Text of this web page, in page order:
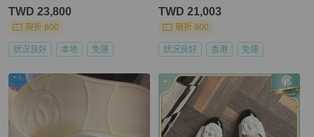
TWD 23,800
現折 800
狀況良好 本地 免運
TWD 21,003
現折 800
狀況良好 香港 免運